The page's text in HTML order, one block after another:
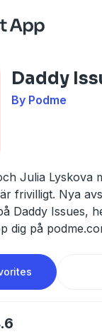
Daddy
By Podme
Julia Lyskova
frivilligt. Nya
Daddy Issues,
dig på